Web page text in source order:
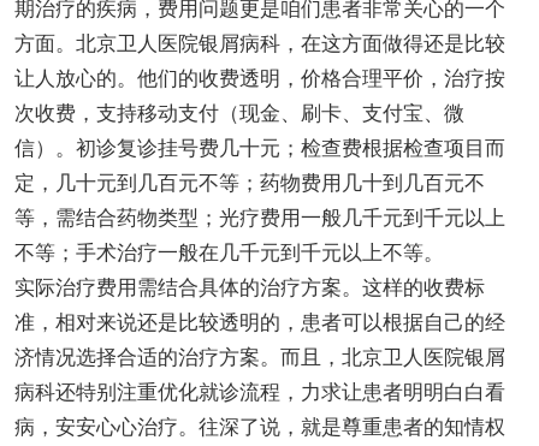
期治疗的疾病，费用问题更是咱们患者非常关心的一个
方面。北京卫人医院银屑病科，在这方面做得还是比较
让人放心的。他们的收费透明，价格合理平价，治疗按
次收费，支持移动支付（现金、刷卡、支付宝、微
信）。初诊复诊挂号费几十元；检查费根据检查项目而
定，几十元到几百元不等；药物费用几十到几百元不
等，需结合药物类型；光疗费用一般几千元到千元以上
不等；手术治疗一般在几千元到千元以上不等。
实际治疗费用需结合具体的治疗方案。这样的收费标
准，相对来说还是比较透明的，患者可以根据自己的经
济情况选择合适的治疗方案。而且，北京卫人医院银屑
病科还特别注重优化就诊流程，力求让患者明明白白看
病，安安心心治疗。往深了说，就是尊重患者的知情权